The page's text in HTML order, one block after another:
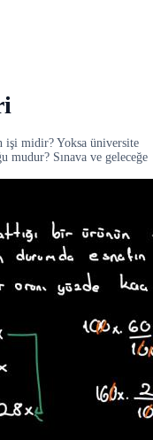
işi midir? Yoksa üniversite
mudur? Sınava ve geleceğe